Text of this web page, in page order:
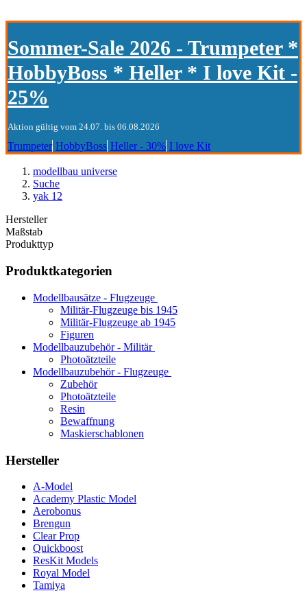
Sommer-Sale 2026 - Trumpeter *
HobbyBoss * Heller * I love Kit -
25%
Aktion gültig vom 24.07. bis 06.08.2026
Trumpeter HobbyBoss Heller - 30% I love Kit
modellbau universe
Suche
yak 12
Hersteller
Maßstab
Produkttyp
Produktkategorien
Modellbausätze - Flugzeuge
Militär-Flugzeuge bis 1945
Militär-Flugzeuge ab 1945
Figuren
Modellbauzubehör - Militär
Photoätzteile
Modellbauzubehör - Flugzeuge
Zubehör
Photoätzteile
Resin
Bewaffnung
Maskierschablonen
Hersteller
A-Model
Academy Plastic Model
Aerobonus
Brengun
Clear Prop
Quickboost
ResKit Models
Royal Model
Tamiya